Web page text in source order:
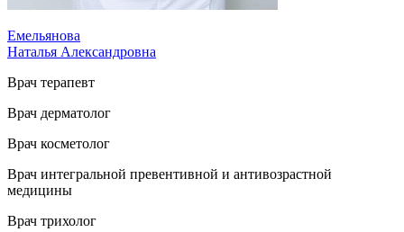
Емельянова
Наталья Александровна
Врач терапевт
Врач дерматолог
Врач косметолог
Врач интегральной превентивной и антивозрастной
медицины
Врач трихолог